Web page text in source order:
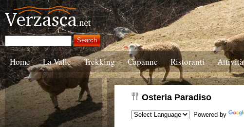
Home La Valle Trekking Capanne Ristoranti Attività
Osteria Paradiso
Powered by